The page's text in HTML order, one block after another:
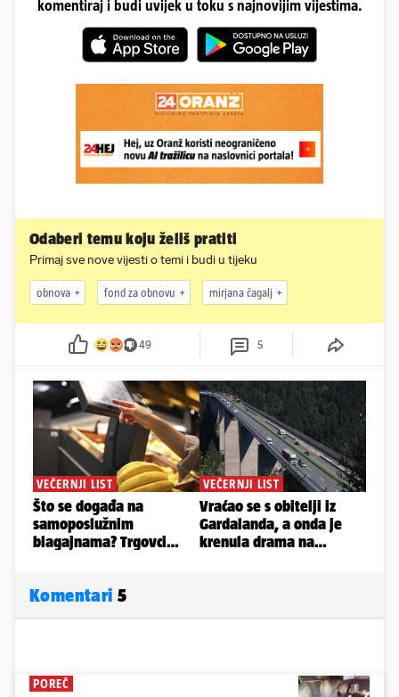
komentiraj i budi uvijek u toku s najnovijim vijestima.
Odaberi temu koju želiš pratiti
Primaj sve nove vijesti o temi i budi u tijeku
obnova fond za obnovu mirjana čagalj
49 5
Komentari 5
POREČ